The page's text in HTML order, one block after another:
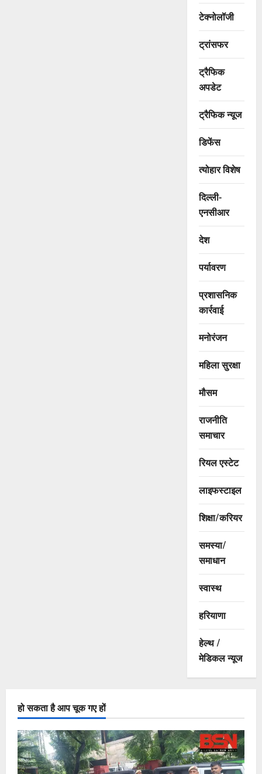
टेक्नोलॉजी
ट्रांसफर
ट्रैफिक
अपडेट
ट्रैफिक न्यूज
डिफेंस
त्योहार विशेष
दिल्ली-
एनसीआर
देश
पर्यावरण
प्रशासनिक
कार्रवाई
मनोरंजन
महिला सुरक्षा
मौसम
राजनीति
समाचार
रियल एस्टेट
लाइफस्टाइल
शिक्षा/करियर
समस्या/
समाधान
स्वास्थ
हरियाणा
हेल्थ /
मेडिकल न्यूज
हो सकता है आप चूक गए हों